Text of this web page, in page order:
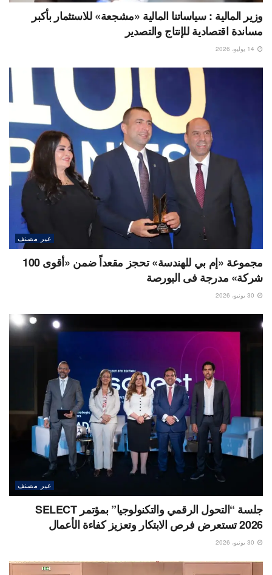
وزير المالية : سياساتنا المالية «مشجعة» للاستثمار بأكبر
مساندة اقتصادية للإنتاج والتصدير
غير مصنف
مجموعة «إم بي للهندسة» تحجز مقعداً ضمن «أقوى 100
شركة» مدرجة فى البورصة
غير مصنف
جلسة “التحول الرقمي والتكنولوجيا” بمؤتمر SELECT
2026 تستعرض فرص الابتكار وتعزيز كفاءة الأعمال